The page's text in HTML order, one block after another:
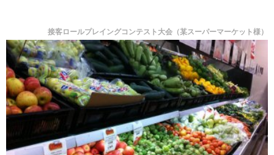
接客ロールプレイングコンテスト大会（某スーパーマーケット様）